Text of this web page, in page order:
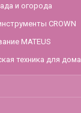
и огорода
CROWN
MATEUS
техника для дома